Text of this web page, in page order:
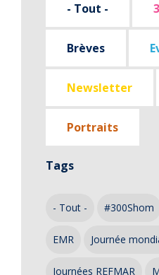
- Tout -
Brèves
Newsletter
Portraits
Tags
- Tout - #300Shom
EMR Journée
Journées REFMAR